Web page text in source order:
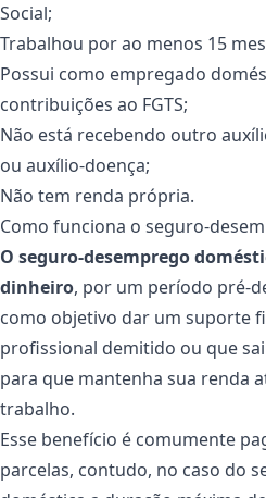
Social;
Trabalhou por ao menos 15
Possui como empregado
contribuições ao FGTS;
Não está recebendo outro
ou auxílio-doença;
Não tem renda própria.
Como funciona o seguro-
O seguro-desemprego
dinheiro, por um período pré-
como objetivo dar um suporte
profissional demitido ou que
para que mantenha sua renda
trabalho.
Esse benefício é comumente
parcelas, contudo, no caso do